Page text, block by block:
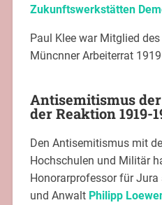
Zukunftswerkstätten
Paul Klee war Mitglied
Müncnner Arbeiterrat 1919
Antisemitismus
der Reaktion 1919-
Den Antisemitismus mit
Hochschulen und Militär
Honorarprofessor für Jura
und Anwalt Philipp